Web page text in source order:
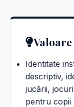
Identitate
descriptiv,
jucării,
pentru copii